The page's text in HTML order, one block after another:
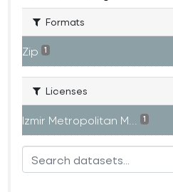
Formats
Zip 1
Licenses
Izmir Metropolitan M... 1